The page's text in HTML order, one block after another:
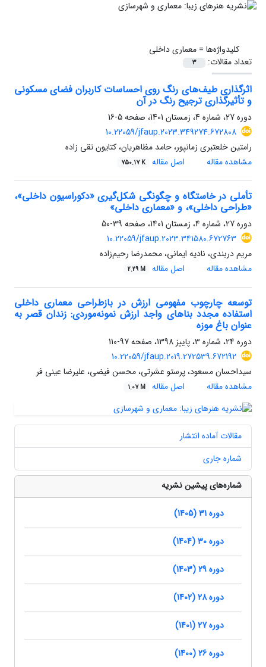
کلیدواژه‌ها =معماری داخلی
تعداد مقالات:
3
اثرگذاری طیف‌های رنگ روی احساسات کاربران فضای مسکونی
و تأثیرگذاری ترجیح رنگ در آن
دوره 27، شماره 4، زمستان 1401، صفحه
5-16
10.22059/jfaup.2023.349274.672808
رامتین خلعتبری زمانپور، حامد مظاهریان، کتایون تقی زاده
مشاهده مقاله
اصل مقاله 750.17 K
تأملی در خاستگاه و چگونگی شکل‌گیری «دکوراسیون داخلی»،
«طراحی داخلی»، و «معماری داخلی»
دوره 27، شماره 4، زمستان 1401، صفحه
39-50
10.22059/jfaup.2023.341580.672763
مریم دربندی، نادیه ایمانی، محمدرضا رحیم‌زاده
مشاهده مقاله
اصل مقاله 2.29 M
توسعه چارچوب مفهومی ارزش در بازطراحی معماری داخلی
استفاده مجدد بناهای واجد ارزش نمونه‌موردی: زندان قصر به
عنوان باغ موزه
دوره 24، شماره 3، پاییز 1398، صفحه
97-110
10.22059/jfaup.2019.272539.672192
سیداحسان مسعود، پرستو عشرتی، محسن فیضی، علیرضا عینی فر
مشاهده مقاله
اصل مقاله 1.07 M
مقالات آماده انتشار
شماره جاری
شماره‌های پیشین نشریه
دوره 31 (1405)
دوره 30 (1404)
دوره 29 (1403)
دوره 28 (1402)
دوره 27 (1401)
دوره 26 (1400)